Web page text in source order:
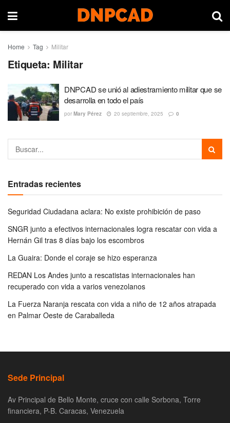
Home Tag Militar
Etiqueta: Militar
DNPCAD se unió al adiestramiento militar que se
desarrolla en todo el país
por Mary Pérez 20 septiembre, 2025 0
Entradas recientes
Seguridad Ciudadana aclara: No existe prohibición de paso
SNGR junto a efectivos internacionales logra rescatar con vida a
Hernán Gil tras 8 días bajo los escombros
La Guaira: Donde el coraje se hizo esperanza
REDAN Los Andes junto a rescatistas internacionales han
recuperado con vida a varios venezolanos
La Fuerza Naranja rescata con vida a niño de 12 años atrapada
en Palmar Oeste de Caraballeda
Sede Principal
Av Principal de Bello Monte, cruce con calle Sorbona, Torre
financiera, P-B. Caracas, Venezuela